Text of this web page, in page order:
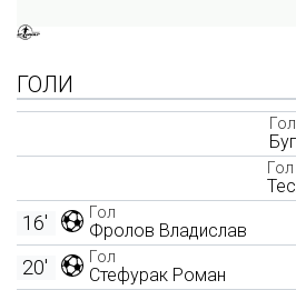
ГОЛИ
Гол
Гол
Гол
Фролов Владислав
16'
Гол
Стефурак Роман
20'